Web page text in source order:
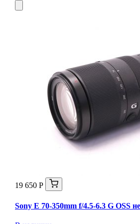
19 650 Р
Sony E 70-350mm f/4.5-6.3 G OSS